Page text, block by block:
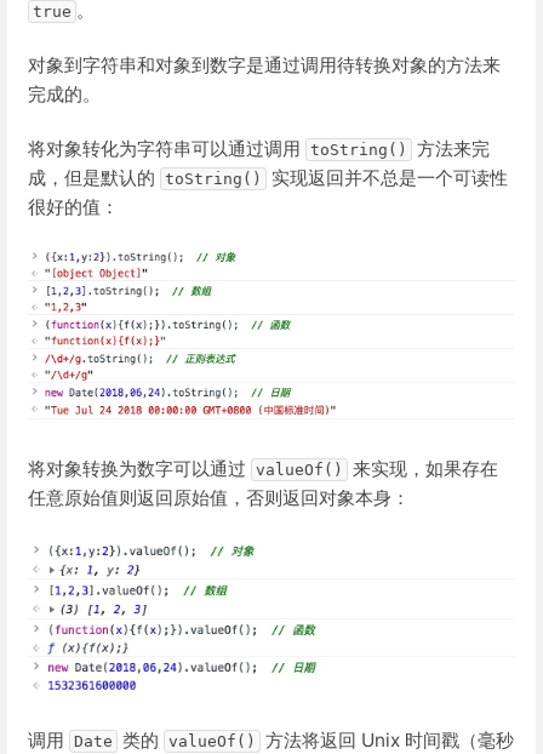
true 。
对象到字符串和对象到数字是通过调用待转换对象的方法来
完成的。
将对象转化为字符串可以通过调用 toString()
方法来完
成，但是默认的 toString()
实现返回并不总是一个可读性
很好的值：
将对象转换为数字可以通过 valueOf()
来实现，如果存在
任意原始值则返回原始值，否则返回对象本身：
调用 Date 类的 valueOf()
方法将返回 Unix 时间戳（毫秒